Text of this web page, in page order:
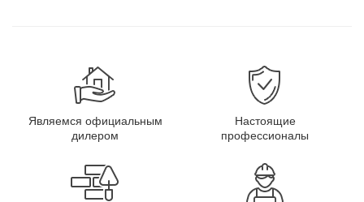
Являемся официальным
дилером
Настоящие
профессионалы